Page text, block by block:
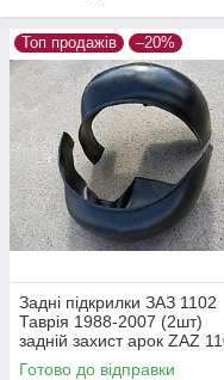
Топ продажів –20%
Задні підкрилки ЗАЗ 1102
Таврія 1988-2007 (2шт)
задній захист арок ZAZ
Tavria пара задніх
Готово до відправки